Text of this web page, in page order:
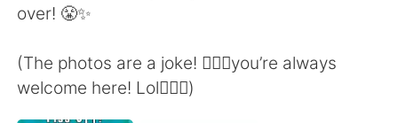
繁體中文 Español
over! 😤✨
(The photos are a joke! 💁🏼‍♀️you’re always
welcome here! Lol🙋🏼‍♀️)